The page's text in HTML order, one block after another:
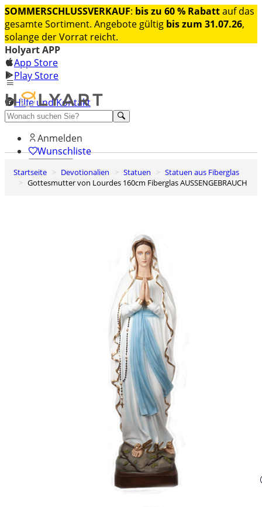
SOMMERSCHLUSSVERKAUF: bis zu 60 % Rabattauf das
gesamte Sortiment. Angebote gültig bis zum 31.07.26,
solange der Vorrat reicht.
Holyart APP
App Store
Play Store
Hilfe und Kontakt
Entdecken Sie Premium
Anmelden
Wunschliste
0
Warenkorb
Startseite Devotionalien Statuen
Statuen aus Fiberglas
Gottesmutter von Lourdes 160cm Fiberglas AUSSENGEBRAUCH